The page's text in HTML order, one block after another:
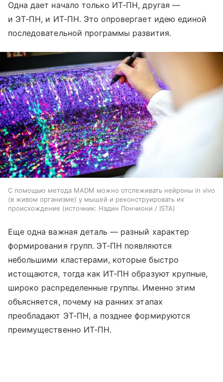
Одна дает начало только ИТ‑ПН, другая —
и ЭТ‑ПН, и ИТ‑ПН. Это опровергает идею единой
последовательной программы развития.
С помощью метода MADM можно отслеживать нейроны in vivo
(в живом организме) у мышей и реконструировать их
происхождение
источник: Надин Пончиони / ISTA
Еще одна важная деталь — разный характер
формирования групп. ЭТ‑ПН появляются
небольшими кластерами, которые быстро
истощаются, тогда как ИТ‑ПН образуют крупные,
широко распределенные группы. Именно этим
объясняется, почему на ранних этапах
преобладают ЭТ‑ПН, а позднее формируются
преимущественно ИТ‑ПН.